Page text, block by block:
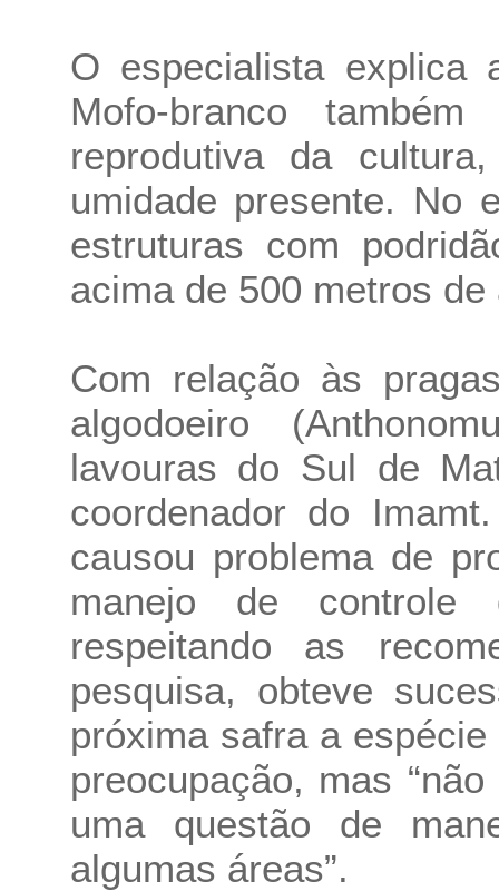
O especialista explica
Mofo-branco
reprodutiva da
umidade presente. No
estruturas com
acima de 500 metros de
Com relação às
algodoeiro
lavouras do Sul de
coordenador do
causou problema de
manejo de controle
respeitando as
pesquisa, obteve
próxima safra a
preocupação, mas
uma questão de
algumas áreas”.